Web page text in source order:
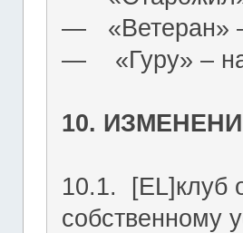
― «Ветеран»
― «Гуру» –
10.
10.1. [EL]клуб
собственному